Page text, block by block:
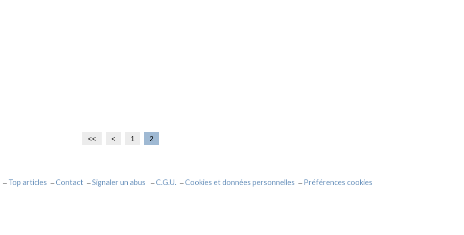
<< < 1 2
Top articles Contact Signaler un abus C.G.U. Cookies et données personnelles Préférences cookies